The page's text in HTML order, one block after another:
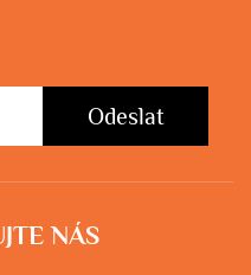
Odeslat
NÁS